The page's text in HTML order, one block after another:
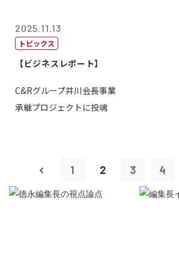
2025.11.13
トピックス
【ビジネスレポート】
C&Rグループ井川会長事業
承継プロジェクトに投魂
1 2 3 4